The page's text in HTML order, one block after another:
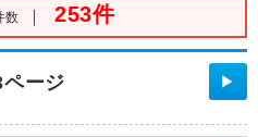
数 ｜ 253件
ージ ▶